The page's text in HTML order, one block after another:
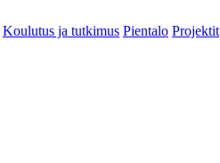
Koulutus ja tutkimus Pientalo Projektit